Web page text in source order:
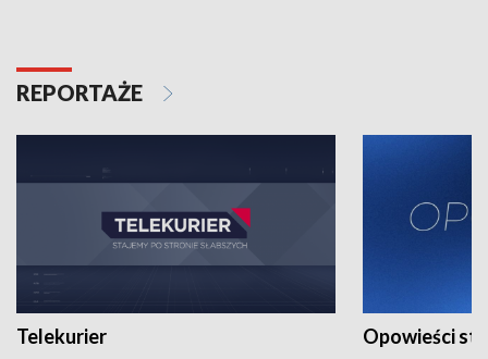
REPORTAŻE
Telekurier Opowieści